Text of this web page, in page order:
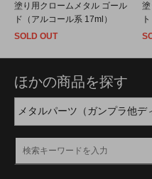
塗り用クロームメタル ゴール
ド（アルコール系 17ml）
SOLD OUT
ほかの商品を探す